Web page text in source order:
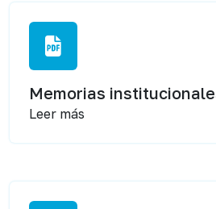
Memorias
Leer más